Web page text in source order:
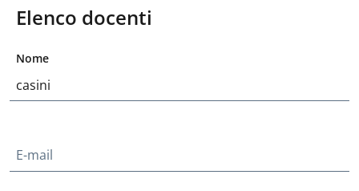
Elenco docenti
Nome
E-mail